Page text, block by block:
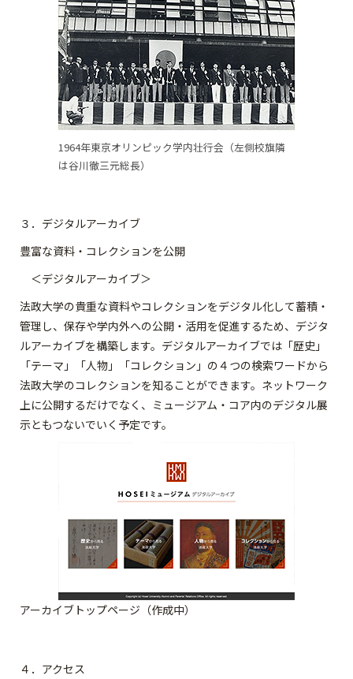
1964年東京オリンピック学内壮行会（左側校旗隣
は谷川徹三元総長）
３．デジタルアーカイブ
豊富な資料・コレクションを公開
＜デジタルアーカイブ＞
法政大学の貴重な資料やコレクションをデジタル化して蓄積・
管理し、保存や学内外への公開・活用を促進するため、デジタ
ルアーカイブを構築します。デジタルアーカイブでは「歴史」
「テーマ」「人物」「コレクション」の４つの検索ワードから
法政大学のコレクションを知ることができます。ネットワーク
上に公開するだけでなく、ミュージアム・コア内のデジタル展
示ともつないでいく予定です。
アーカイブトップページ（作成中）
４．アクセス